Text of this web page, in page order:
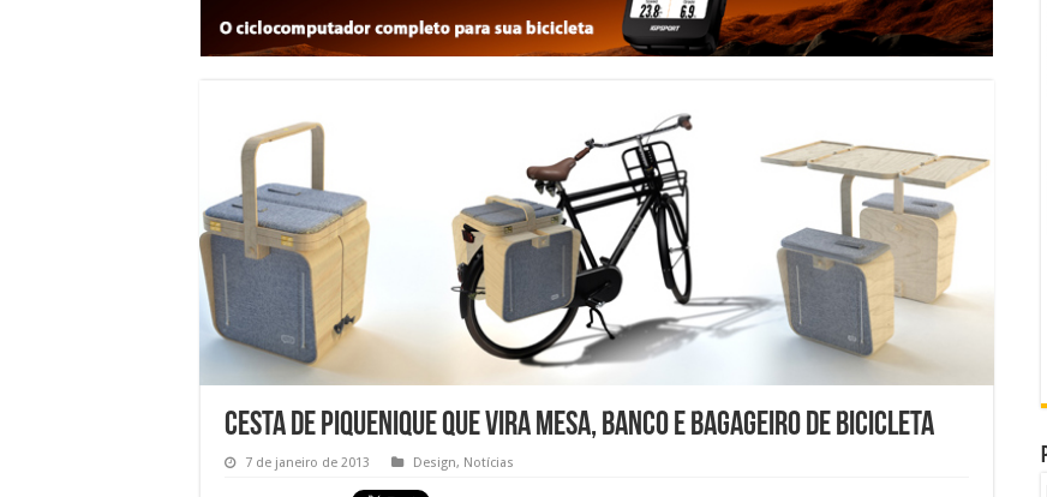
Cesta de piquenique que vira mesa, banco e bagageiro de bicicleta
7 de janeiro de 2013 Design, Notícias